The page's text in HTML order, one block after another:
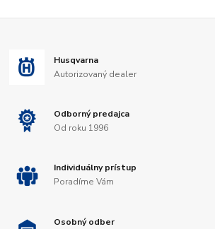
Husqvarna
Autorizovaný dealer
Odborný predajca
Od roku 1996
Individuálny prístup
Poradíme Vám
Osobný odber